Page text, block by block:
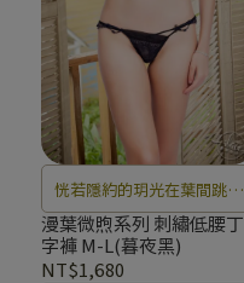
恍若隱約的玥光在葉間跳躍
閃爍，微風中輕柔的低聲吟
唱。
漫葉微煦系列 刺繡低腰丁
字褲 M-L(暮夜黑)
NT$1,680